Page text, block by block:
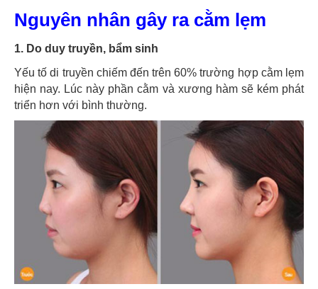
Nguyên nhân gây ra cằm lẹm
1. Do duy truyền, bẩm sinh
Yếu tố di truyền chiếm đến trên 60% trường hợp cằm lẹm
hiện nay. Lúc này phần cằm và xương hàm sẽ kém phát
triển hơn với bình thường.